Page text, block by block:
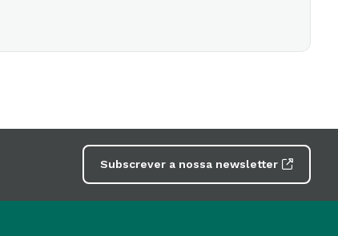
Subscrever a nossa newsletter